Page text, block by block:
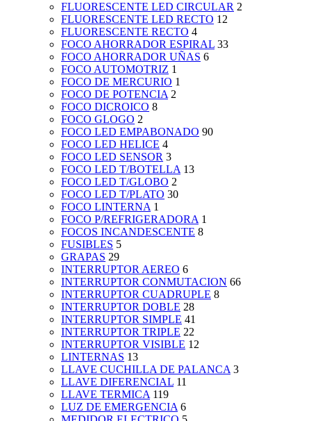
FLUORESCENTE LED CIRCULAR 2
FLUORESCENTE LED RECTO 12
FLUORESCENTE RECTO 4
FOCO AHORRADOR ESPIRAL 33
FOCO AHORRADOR UÑAS 6
FOCO AUTOMOTRIZ 1
FOCO DE MERCURIO 1
FOCO DE POTENCIA 2
FOCO DICROICO 8
FOCO GLOGO 2
FOCO LED EMPABONADO 90
FOCO LED HELICE 4
FOCO LED SENSOR 3
FOCO LED T/BOTELLA 13
FOCO LED T/GLOBO 2
FOCO LED T/PLATO 30
FOCO LINTERNA 1
FOCO P/REFRIGERADORA 1
FOCOS INCANDESCENTE 8
FUSIBLES 5
GRAPAS 29
INTERRUPTOR AEREO 6
INTERRUPTOR CONMUTACION 66
INTERRUPTOR CUADRUPLE 8
INTERRUPTOR DOBLE 28
INTERRUPTOR SIMPLE 41
INTERRUPTOR TRIPLE 22
INTERRUPTOR VISIBLE 12
LINTERNAS 13
LLAVE CUCHILLA DE PALANCA 3
LLAVE DIFERENCIAL 11
LLAVE TERMICA 119
LUZ DE EMERGENCIA 6